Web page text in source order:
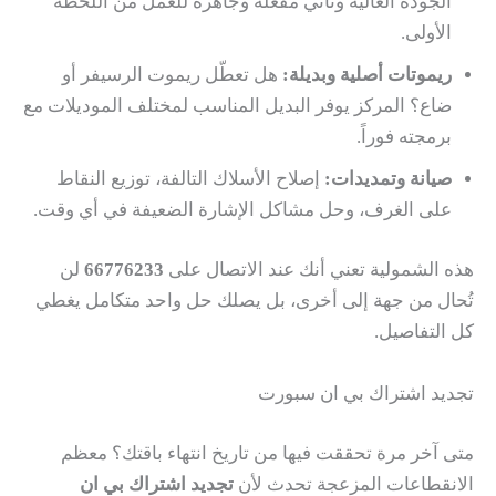
الأولى.
ريموتات أصلية وبديلة: هل تعطّل ريموت الرسيفر أو
ضاع؟ المركز يوفر البديل المناسب لمختلف الموديلات مع
برمجته فوراً.
صيانة وتمديدات: إصلاح الأسلاك التالفة، توزيع النقاط
على الغرف، وحل مشاكل الإشارة الضعيفة في أي وقت.
هذه الشمولية تعني أنك عند الاتصال على 66776233 لن
تُحال من جهة إلى أخرى، بل يصلك حل واحد متكامل يغطي
كل التفاصيل.
تجديد اشتراك بي ان سبورت
متى آخر مرة تحققت فيها من تاريخ انتهاء باقتك؟ معظم
الانقطاعات المزعجة تحدث لأن تجديد اشتراك بي ان